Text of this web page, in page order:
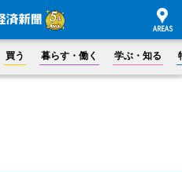
買う 暮らす・働く 学ぶ・知る